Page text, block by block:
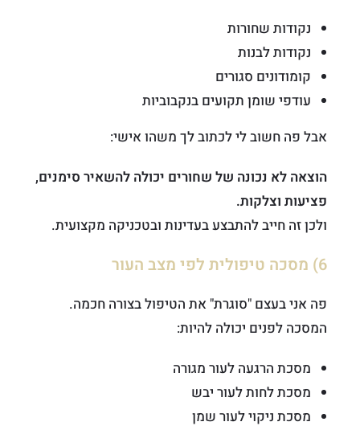
נקודות שחורות
נקודות לבנות
קומודונים סגורים
עודפי שומן תקועים בנקבוביות
אבל פה חשוב לי לכתוב לך משהו אישי:
הוצאה לא נכונה של שחורים יכולה להשאיר סימנים,
פציעות וצלקות.
ולכן זה חייב להתבצע בעדינות ובטכניקה מקצועית.
6) מסכה טיפולית לפי מצב העור
פה אני בעצם "סוגרת" את הטיפול בצורה חכמה.
המסכה לפנים יכולה להיות:
מסכת הרגעה לעור מגורה
מסכת לחות לעור יבש
מסכת ניקוי לעור שמן